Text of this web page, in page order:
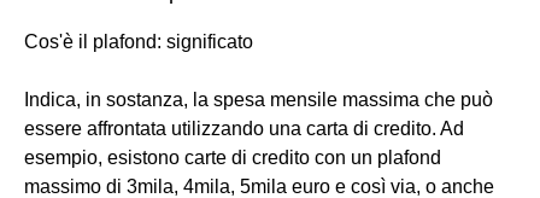
Cos'è il plafond: significato
Indica, in sostanza, la spesa mensile massima che può
essere affrontata utilizzando una carta di credito. Ad
esempio, esistono carte di credito con un plafond
massimo di 3mila, 4mila, 5mila euro e così via, o anche